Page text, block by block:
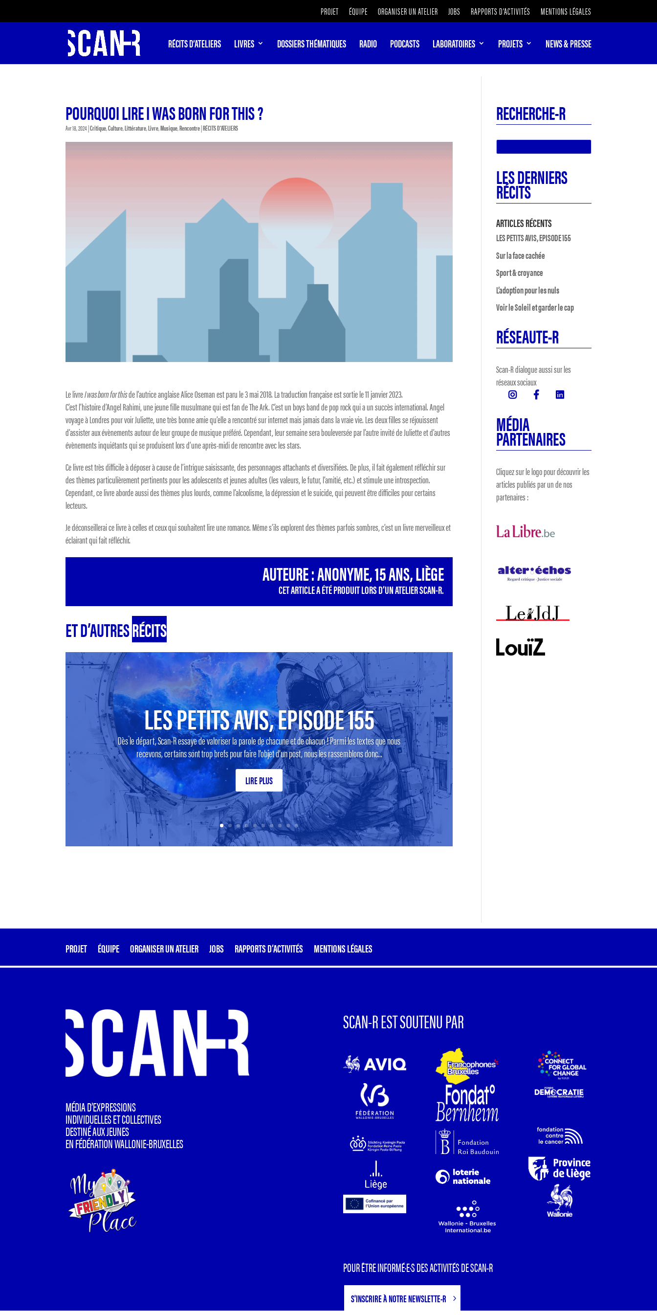
PROJET ÉQUIPE ORGANISER UN ATELIER JOBS RAPPORTS D’ACTIVITÉS MENTIONS LÉGALES
RÉCITS D’ATELIERS LIVRES DOSSIERS THÉMATIQUES RADIO PODCASTS LABORATOIRES PROJETS NEWS & PRESSE
POURQUOI LIRE I WAS BORN FOR THIS ?
Avr 18, 2024|Critique,Culture,Littérature,Livre,Musique,Rencontre|RÉCITS D'ATELIERS
Le livreI was born for thisde l’autrice anglaise Alice Oseman est paru le 3 mai 2018. La traduction française est sortie le 11 janvier 2023.
C’est l’histoire d’Angel Rahimi, une jeune fille musulmane qui est fan de The Ark. C’est un boys band de pop rock qui a un succès international. Angel
voyage à Londres pour voir Juliette, une très bonne amie qu’elle a rencontré sur internet mais jamais dans la vraie vie. Les deux filles se réjouissent
d’assister aux évènements autour de leur groupe de musique préféré. Cependant, leur semaine sera bouleversée par l’autre invité de Juliette et d’autres
évènements inquiétants qui se produisent lors d’une après-midi de rencontre avec les stars.
Ce livre est très difficile à déposer à cause de l’intrigue saisissante, des personnages attachants et diversifiées. De plus, il fait également réfléchir sur
des thèmes particulièrement pertinents pour les adolescents et jeunes adultes (les valeurs, le futur, l’amitié, etc.) et stimule une introspection.
Cependant, ce livre aborde aussi des thèmes plus lourds, comme l’alcoolisme, la dépression et le suicide, qui peuvent être difficiles pour certains
lecteurs.
Je déconseillerai ce livre à celles et ceux qui souhaitent lire une romance. Même s’ils explorent des thèmes parfois sombres, c’est un livre merveilleux et
éclairant qui fait réfléchir.
AUTEURE : ANONYME, 15 ANS, LIÈGE
CET ARTICLE A ÉTÉ PRODUIT LORS D’UN ATELIER SCAN-R.
ET D’AUTRESRÉCITS
LES PETITS AVIS, EPISODE 155
Dès le départ, Scan-R essaye de valoriser la parole de chacune et de chacun ! Parmi les textes que nous
recevons, certains sont trop brefs pour faire l’objet d’un post, nous les rassemblons donc...
LIRE PLUS
RECHERCHE-R
LES DERNIERS
RÉCITS
ARTICLES RÉCENTS
LES PETITS AVIS, EPISODE 155
Sur la face cachée
Sport & croyance
L’adoption pour les nuls
Voir le Soleil et garder le cap
RÉSEAUTE-R
Scan-R dialogue aussi sur les
réseaux sociaux
MÉDIA
PARTENAIRES
Cliquez sur le logo pour découvrir les
articles publiés par un de nos
partenaires :
PROJET ÉQUIPE ORGANISER UN ATELIER JOBS RAPPORTS D’ACTIVITÉS MENTIONS LÉGALES
MÉDIA D’EXPRESSIONS
INDIVIDUELLES ET COLLECTIVES
DESTINÉ AUX JEUNES
EN FÉDÉRATION WALLONIE-BRUXELLES
SCAN-R EST SOUTENU PAR
POUR ÊTRE INFORMÉ·E·S DES ACTIVITÉS DE SCAN-R
S'INSCRIRE À NOTRE NEWSLETTE-R